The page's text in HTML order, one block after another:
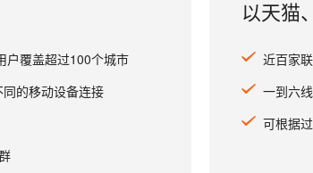
户覆盖超过100个城市
的移动设备连接
以天猫
近百家
一到六
可根据